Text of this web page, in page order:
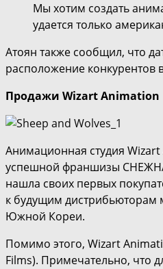
Мы хотим создать
удается только
Атоян также сообщил, что
расположение
Продажи Wizart Animation
Анимационная студия Wizart
успешной франшизы
нашла своих первых
к будущим дистрибьюторам
Южной Кореи.
Помимо этого, Wizart
Films). Примечательно, что